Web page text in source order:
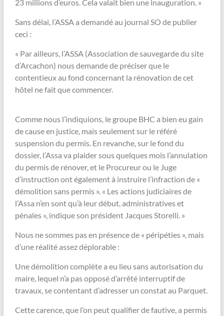
23 millions d’euros. Cela valait bien une inauguration. »
Sans délai, l’ASSA a demandé au journal SO de publier
ceci :
« Par ailleurs, l’ASSA (Association de sauvegarde du site
d’Arcachon) nous demande de préciser que le
contentieux au fond concernant la rénovation de cet
hôtel ne fait que commencer.
Comme nous l’indiquions, le groupe BHC a bien eu gain
de cause en justice, mais seulement sur le référé
suspension du permis. En revanche, sur le fond du
dossier, l’Assa va plaider sous quelques mois l’annulation
du permis de rénover, et le Procureur ou le Juge
d’instruction ont également à instruire l’infraction de «
démolition sans permis ». « Les actions judiciaires de
l’Assa n’en sont qu’à leur début, administratives et
pénales », indique son président Jacques Storelli. »
Nous ne sommes pas en présence de « péripéties », mais
d’une réalité assez déplorable :
Une démolition complète a eu lieu sans autorisation du
maire, lequel n’a pas opposé d’arrêté interruptif de
travaux, se contentant d’adresser un constat au Parquet.
Cette carence, que l’on peut qualifier de fautive, a permis